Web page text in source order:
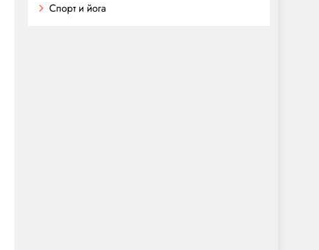
Спорт и йога